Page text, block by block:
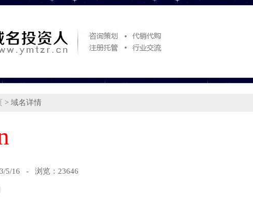
> 域名详情
5/16 - 浏览：23646